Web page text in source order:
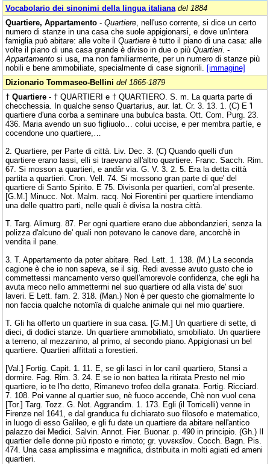
Vocabolario dei sinonimi della lingua italiana del 1884
Quartiere, Appartamento - Quartiere , nell'uso corrente, si dice un certo
numero di stanze in una casa che suole appigionarsi, e dove un'intera
famiglia può abitare: alle volte il Quartiere è tutto il piano di una casa: alle
volte il piano di una casa grande è diviso in due o più Quartieri . -
Appartamento si usa, ma non familiarmente, per un numero di stanze più
nobili e bene ammobiliate, specialmente di case signorili. [immagine]
Dizionario Tommaseo-Bellini del 1865-1879
† Quartiere - † QUARTIERI e † QUARTIERO. S. m. La quarta parte di
checchessia. In qualche senso Quartarius, aur. lat. Cr. 3. 13. 1. (C) E 'l
quartiere d'una corba a seminare una bubulca basta. Ott. Com. Purg. 23.
436. Maria avendo un suo figliuolo… colui uccise, e per membra partíe, e
cocendone uno quartiere,…
2. Quartiere, per Parte di città. Liv. Dec. 3. (C) Quando quelli d'un
quartiere erano lassi, elli si traevano all'altro quartiere. Franc. Sacch. Rim.
67. Si mosson a quartieri, e andâr via. G. V. 3. 2. 5. Era la detta città
partita a quartieri. Cron. Vell. 74. Si mossono gran parte di que' del
quartiere di Santo Spirito. E 75. Divisonla per quartieri, com'al presente.
[G.M.] Minucc. Not. Malm. racq. Noi Fiorentini per quartiere intendiamo
una delle quattro parti, nelle quali è divisa la nostra città.
T. Targ. Alimurg. 87. Per ogni quartiere erano due abbondanzieri, senza la
polizza d'alcuno de' quali non potevano le canove dare, ancorchè in
vendita il pane.
3. T. Appartamento da poter abitare. Red. Lett. 1. 138. (M.) La seconda
cagione è che io non sapeva, se il sig. Redi avesse avuto gusto che io
commettessi mancamento verso quell'amorevole confidenza, che egli ha
avuta meco nello ammettermi nel suo quartiere od alla vista de' suoi
laveri. E Lett. fam. 2. 318. (Man.) Non è per questo che giornalmente lo
non faccia qualche notomïa di qualche animale qui nel mio quartiere.
T. Gli ha offerto un quartiere in sua casa. [G.M.] Un quartiere di sette, di
dieci, di dodici stanze. Un quartiere ammobiliato, smobiliato. Un quartiere
a terreno, al mezzanino, al primo, al secondo piano. Appigionasi un bel
quartiere. Quartieri affittati a forestieri.
[Val.] Fortig. Capit. 1. 11. E, se gli lasci in lor canil quartiero, Stansi a
dormire. Fag. Rim. 3. 24. E se io non battea la ritirata Presto nel mio
quartiere, io te l'ho detto, Rimanevo trofeo della granata. Fortig. Ricciard.
7. 108. Poi vanne al quartier suo, nè fuoco accende, Chè non vuol cena
[Tor.] Targ. Tozz. G. Not. Aggrandim. 1. 173. Egli (il Torricelli) venne in
Firenze nel 1641, e dal granduca fu dichiarato suo filosofo e matematico,
in luogo di esso Galileo, e gli fu date un quartiere da abitare nell'antico
palazzo dei Medici. Salvin. Annot. Fier. Buonar. p. 490 in principio. (Gh.) Il
quartier delle donne più riposto e rimoto; gr. γυνεκεῖον. Cocch. Bagn. Pis.
474. Una casa amplissima e magnifica, distribuita in molti agiati ed ameni
quartieri.